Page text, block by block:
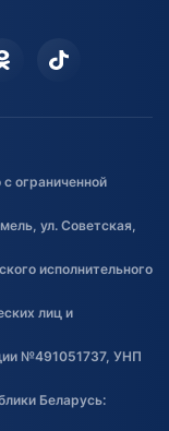
ограниченной
ул. Советская,
исполнительного
лиц и
№491051737, УНП
Беларусь: